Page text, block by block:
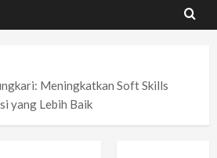
Meningkatkan Soft Skills
yang Lebih Baik